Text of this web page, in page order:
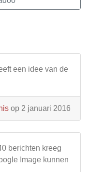
een idee van de
op 2 januari 2016
berichten kreeg
Image kunnen